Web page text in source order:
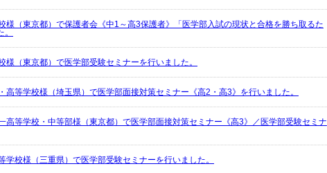
様（東京都）で保護者会《中1～高3保護者》「医学部入試の現状と合格を勝ち取るた
様（東京都）で医学部受験セミナーを行いました。
高等学校様（埼玉県）で医学部面接対策セミナー《高2・高3》を行いました。
高等学校・中等部様（東京都）で医学部面接対策セミナー《高3》／医学部受験セミナ
学校様（三重県）で医学部受験セミナーを行いました。